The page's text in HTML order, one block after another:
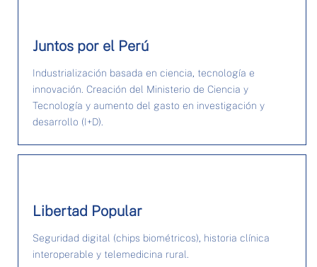
Juntos por el Perú
Industrialización basada en ciencia, tecnología e
innovación. Creación del Ministerio de Ciencia y
Tecnología y aumento del gasto en investigación y
desarrollo (I+D).
Libertad Popular
Seguridad digital (chips biométricos), historia clínica
interoperable y telemedicina rural.